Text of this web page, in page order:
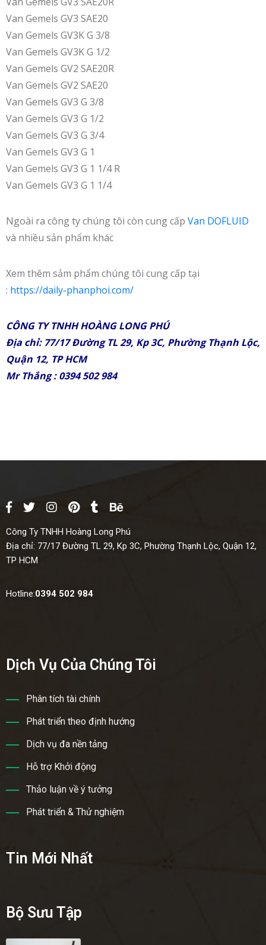
Van Gemels GV3 SAE20
Van Gemels GV3K G 3/8
Van Gemels GV3K G 1/2
Van Gemels GV2 SAE20R
Van Gemels GV2 SAE20
Van Gemels GV3 G 3/8
Van Gemels GV3 G 1/2
Van Gemels GV3 G 3/4
Van Gemels GV3 G 1
Van Gemels GV3 G 1 1/4 R
Van Gemels GV3 G 1 1/4
Ngoài ra công ty chúng tôi còn cung cấp Van DOFLUID
và nhiều sản phẩm khác
Xem thêm sảm phẩm chúng tôi cung cấp tại
: https://daily-phanphoi.com/
CÔNG TY TNHH HOÀNG LONG PHÚ
Địa chỉ: 77/17 Đường TL 29, Kp 3C, Phường Thạnh Lộc,
Quận 12, TP HCM
Mr Thắng : 0394 502 984
Công Ty TNHH Hoàng Long Phú
Địa chỉ: 77/17 Đường TL 29, Kp 3C, Phường Thạnh Lộc, Quận 12,
TP HCM
Hotline:0394 502 984
Dịch Vụ Của Chúng Tôi
Phân tích tài chính
Phát triển theo định hướng
Dịch vụ đa nền tảng
Hỗ trợ Khởi động
Thảo luận về ý tưởng
Phát triển & Thử nghiệm
Tin Mới Nhất
Bộ Sưu Tập